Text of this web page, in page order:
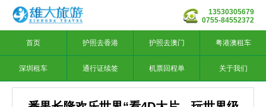
13530305679
0755-84552372
首页 护照去香港 护照去澳门 粤港澳租车
深圳租车 通行证续签 机票回程单 关于我们